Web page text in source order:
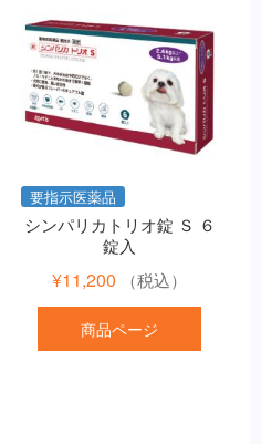
要指示医薬品
シンパリカトリオ錠 Ｓ ６
錠入
¥11,200 （税込）
商品ページ